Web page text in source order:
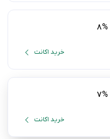
8%
خرید اکانت
7%
خرید اکانت